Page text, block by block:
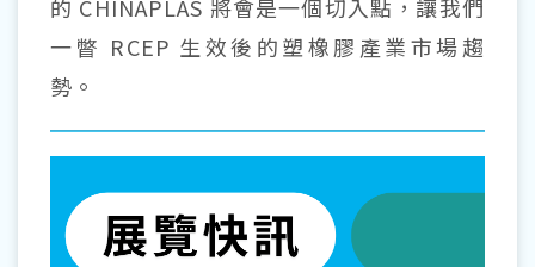
的 CHINAPLAS 將會是一個切入點，讓我們
一瞥 RCEP 生效後的塑橡膠產業市場趨
勢。